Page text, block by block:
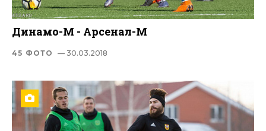
Динамо-М - Арсенал-М
45 ФОТО — 30.03.2018